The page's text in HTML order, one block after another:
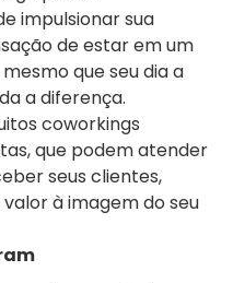
impulsionar sua
de estar em um
que seu dia a
a diferença.
coworkings
que podem atender
seus clientes,
à imagem do seu